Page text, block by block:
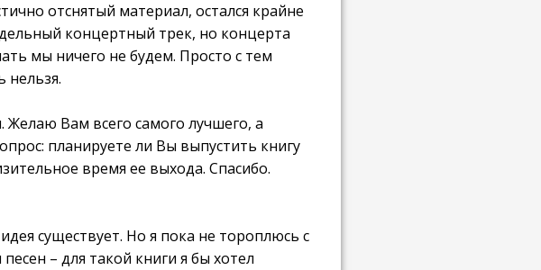
отснятый материал, остался крайне
концертный трек, но концерта
мы ничего не будем. Просто с тем
нельзя.
Вам всего самого лучшего, а
планируете ли Вы выпустить книгу
время ее выхода. Спасибо.
существует. Но я пока не тороплюсь с
– для такой книги я бы хотел